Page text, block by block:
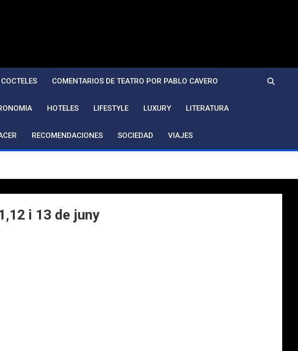
COCTELES COMENTARIOS DE TEATRO POR PABLO CAVERO
HOTELES LIFESTYLE LUXURY LITERATURA
RECOMENDACIONES SOCIEDAD VIAJES
i 13 de juny